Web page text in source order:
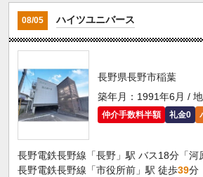
08/05 ハイツユニバース
長野県長野市稲葉
築年月：1991年6月 /
仲介手数料半額 礼金0
長野電鉄長野線「長野」駅 バス18分「河
長野電鉄長野線「市役所前」駅 徒歩39分